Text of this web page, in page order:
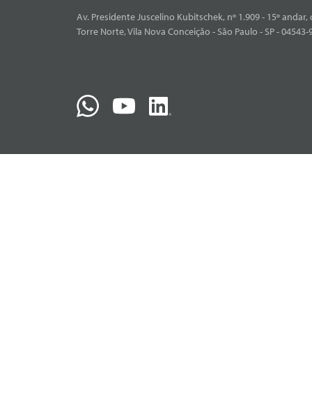
Av. Presidente Juscelino Kubitschek, nº 1.909 - 15º andar,
Torre Norte, Vila Nova Conceição - São Paulo - SP - 04543-